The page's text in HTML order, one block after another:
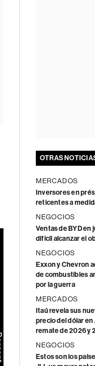
OTRAS
MERCADOS
Inversores en
reticentes a
NEGOCIOS
Ventas de BYD en
difícil alcanzar el
NEGOCIOS
Exxon y Chevron
de combustibles
por la guerra
MERCADOS
Itaú revela sus
precio del dólar en
remate de 2026 y
NEGOCIOS
Estos son los